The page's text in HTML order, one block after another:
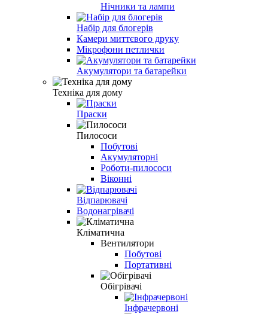
Нічники та лампи
Набір для блогерів
Камери миттєвого друку
Мікрофони петлички
Акумулятори та батарейки
Техніка для дому
Праски
Пилососи
Побутові
Акумуляторні
Роботи-пилососи
Віконні
Відпарювачі
Водонагрівачі
Кліматична
Вентилятори
Побутові
Портативні
Обігрівачі
Інфрачервоні